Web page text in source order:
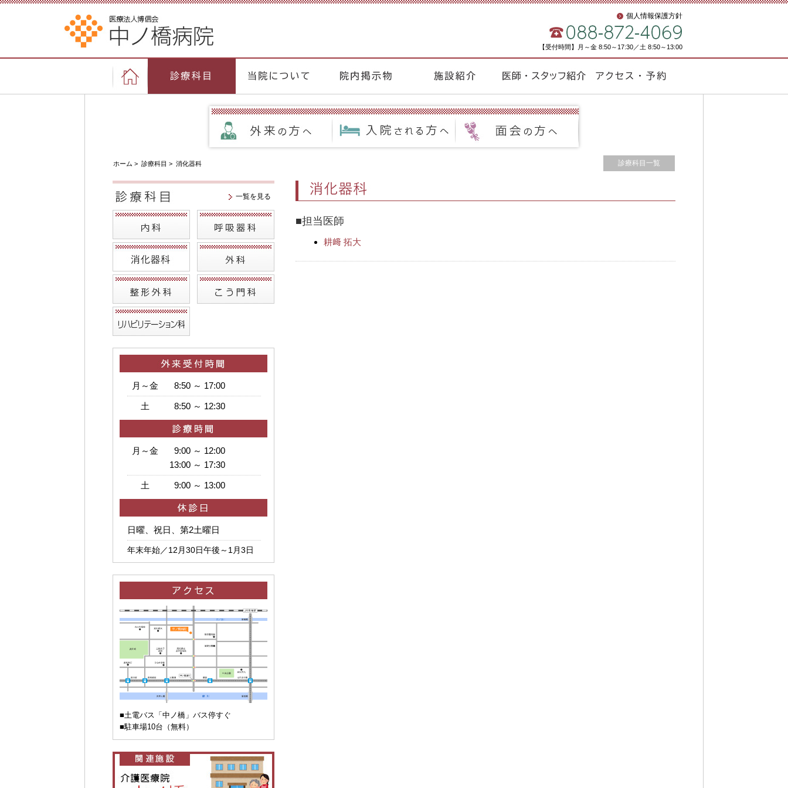
個人情報保護方針
【受付時間】月～金 8:50～17:30／土 8:50～13:00
ホーム > 診療科目 > 消化器科 診療科目一覧
■担当医師
耕﨑 拓大
一覧を見る
月～金 8:50 ～ 17:00
土 8:50 ～ 12:30
月～金
9:00 ～ 12:00
13:00 ～ 17:30
土 9:00 ～ 13:00
日曜、祝日、第2土曜日
年末年始／12月30日午後～1月3日
■土電バス「中ノ橋」バス停すぐ
■駐車場10台（無料）